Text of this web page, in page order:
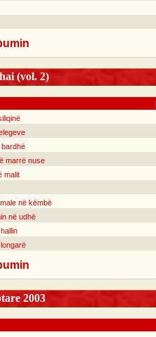
(vol. 2)
marrë nuse
malit
në këmbë
në udhë
2003